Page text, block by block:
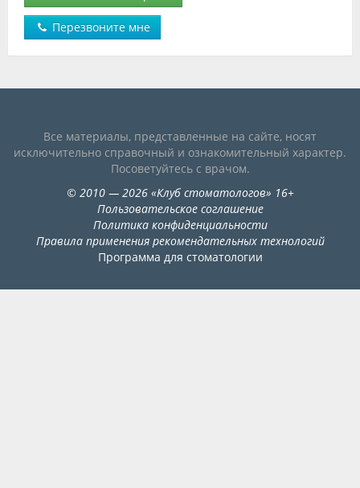
Перезвоните мне
Все материалы, представленные на сайте, носят
исключительно справочный и ознакомительный характер.
Посоветуйтесь с врачом.
© 2010— 2026«Клуб стоматологов» 16+
Пользовательское соглашение
Политика конфиденциальности
Правила применения рекомендательных технологий
Программа для стоматологии